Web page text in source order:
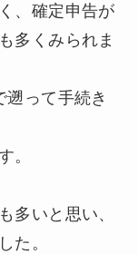
、確定申告が
多くみられま
遡って手続き
。
多いと思い、
た。